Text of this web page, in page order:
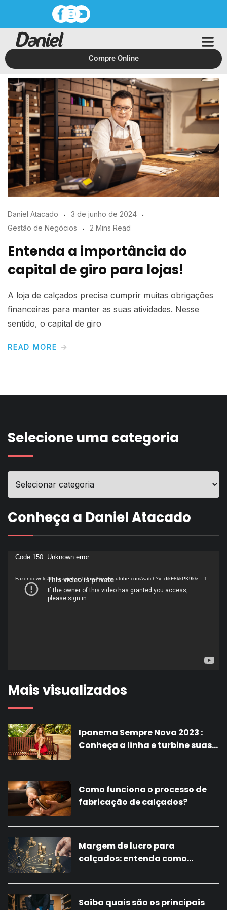
Compre Online
Daniel Atacado
3 de junho de 2024
Gestão de Negócios
2 Mins Read
Entenda a importância do
capital de giro para lojas!
A loja de calçados precisa cumprir muitas obrigações
financeiras para manter as suas atividades. Nesse
sentido, o capital de giro
READ MORE
Selecione uma categoria
Conheça a Daniel Atacado
Tocador
vídeo
Code 150: Unknown error.
Fazer download do arquivo: https://www.youtube.com/watch?v=dikF8kkPK9k&_=1
Mais visualizados
Ipanema Sempre Nova 2023 :
Conheça a linha e turbine suas
Como funciona o processo de
fabricação de calçados?
Margem de lucro para
calçados: entenda como
Saiba quais são os principais